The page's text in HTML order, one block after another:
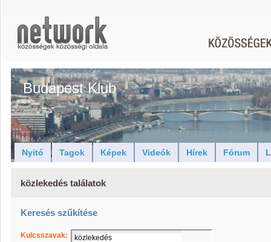
Budapest Klub
Nyitó Tagok Képek Videók Hírek Fórum
közlekedés találatok
Keresés szűkítése
Kulcsszavak: